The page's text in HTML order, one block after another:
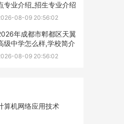
专业介绍_招生专业介绍
08-09 20:56:02
年成都市郫都区天翼
级中学怎么样,学校简介
08-09 20:56:02
算机网络应用技术